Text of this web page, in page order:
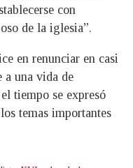
con
de la iglesia”.
en renunciar en casi
a una vida de
tiempo se expresó
temas importantes